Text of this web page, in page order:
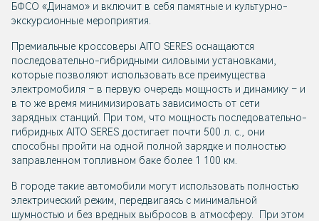
БФСО «Динамо» и включит в себя памятные и культурно-
экскурсионные мероприятия.
Премиальные кроссоверы AITO SERES оснащаются
последовательно-гибридными силовыми установками,
которые позволяют использовать все преимущества
электромобиля – в первую очередь мощность и динамику – и
в то же время минимизировать зависимость от сети
зарядных станций. При том, что мощность последовательно-
гибридных AITO SERES достигает почти 500 л. с., они
способны пройти на одной полной зарядке и полностью
заправленном топливном баке более 1 100 км.
В городе такие автомобили могут использовать полностью
электрический режим, передвигаясь с минимальной
шумностью и без вредных выбросов в атмосферу. При этом